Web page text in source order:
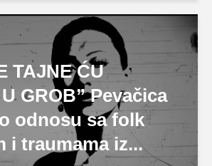
TAJNE ĆU
GROB” Pevačica
odnosu sa folk
i traumama iz...